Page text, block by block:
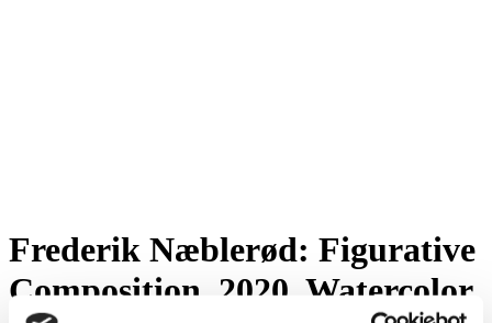
Frederik Næblerød: Figurative
Composition, 2020. Watercolor.